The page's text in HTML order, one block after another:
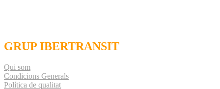
GRUP IBERTRANSIT
Qui som
Condicions Generals
Política de qualitat